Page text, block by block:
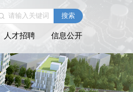
人才招聘 信息公开